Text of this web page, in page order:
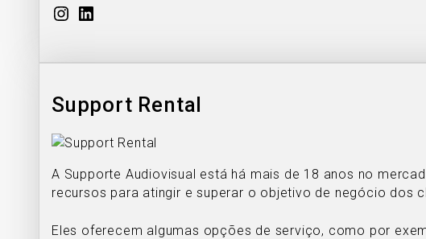
Instagram
LinkedIn
Support Rental
A Supporte Audiovisual está há mais de 18 anos no
recursos para atingir e superar o objetivo de negócio dos
Eles oferecem algumas opções de serviço, como por